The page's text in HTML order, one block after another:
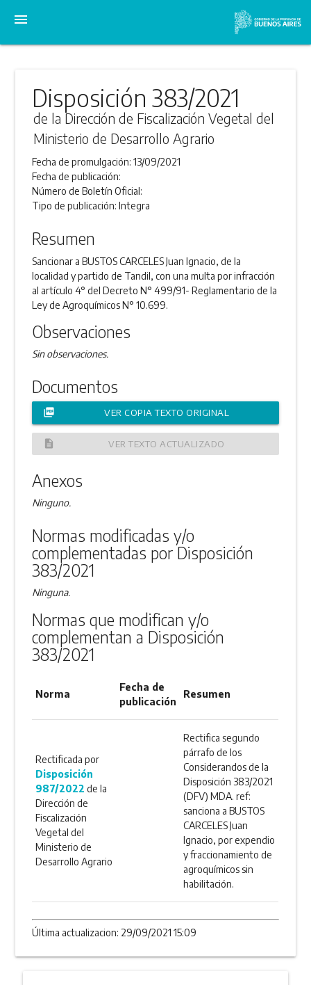
menu
Disposición 383/2021
de la Dirección de Fiscalización Vegetal del
Ministerio de Desarrollo Agrario
Fecha de promulgación:13/09/2021
Fecha de publicación:
Número de Boletín Oficial:
Tipo de publicación:Integra
Resumen
Sancionar a BUSTOS CARCELES Juan Ignacio, de la
localidad y partido de Tandil, con una multa por infracción
al artículo 4° del Decreto N° 499/91- Reglamentario de la
Ley de Agroquímicos N° 10.699.
Observaciones
Sin observaciones.
Documentos
picture_as_pdf VER COPIA TEXTO ORIGINAL
description VER TEXTO ACTUALIZADO
Anexos
Ninguno.
Normas modificadas y/o
complementadas por Disposición
383/2021
Ninguna.
Normas que modifican y/o
complementan a Disposición
383/2021
Norma
Fecha de
publicación
Resumen
Rectificada por
Disposición
987/2022 de la
Dirección de
Fiscalización
Vegetal del
Ministerio de
Desarrollo Agrario
Rectifica segundo
párrafo de los
Considerandos de la
Disposición 383/2021
(DFV) MDA. ref:
sanciona a BUSTOS
CARCELES Juan
Ignacio, por expendio
y fraccionamiento de
agroquímicos sin
habilitación.
Última actualizacion: 29/09/2021 15:09